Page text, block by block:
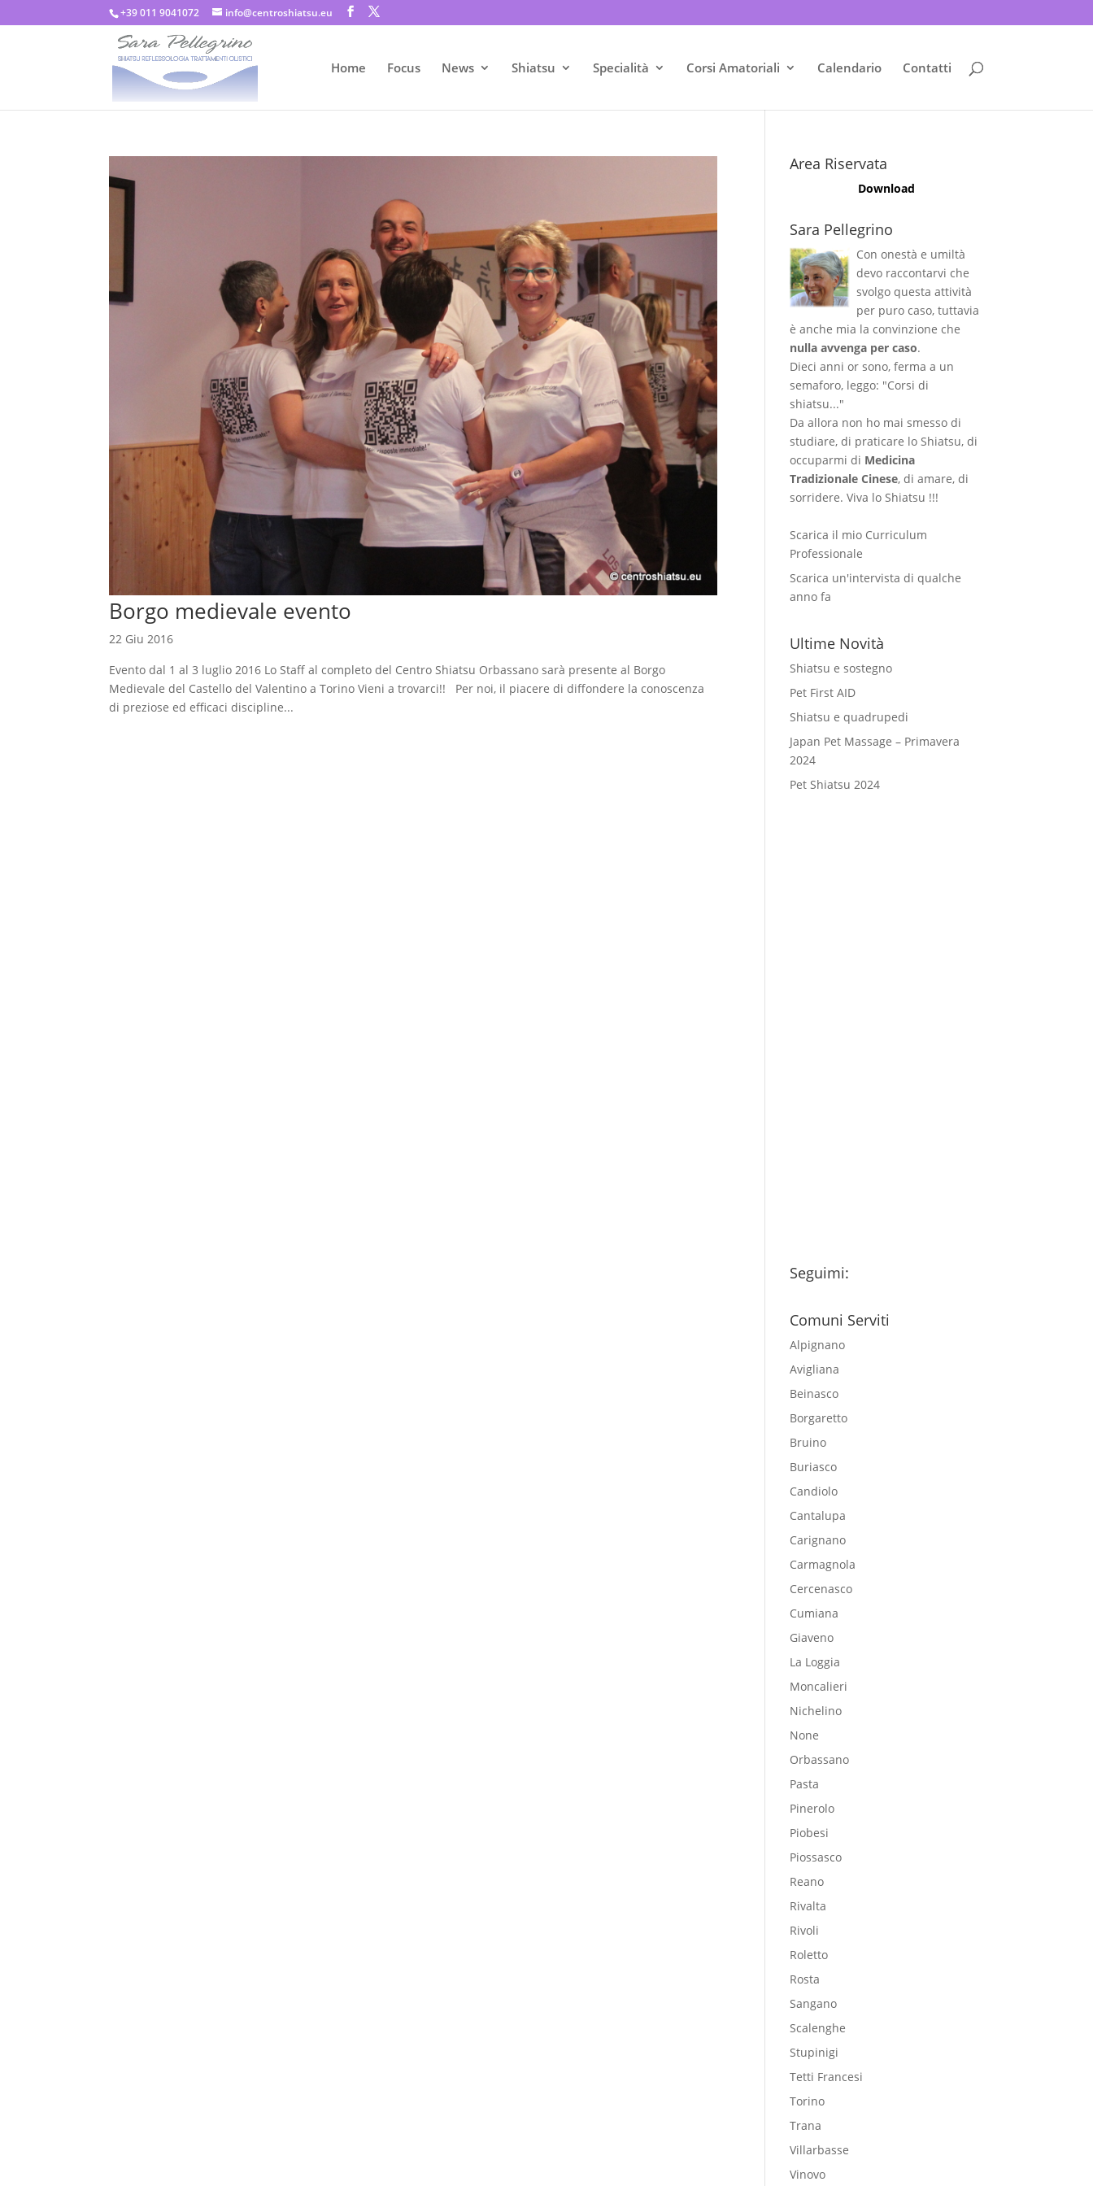
+39 011 9041072 info@centroshiatsu.eu
Home Focus News Shiatsu Specialità Corsi Amatoriali Calendario Contatti
Borgo medievale evento
22 Giu 2016
Evento dal 1 al 3 luglio 2016 Lo Staff al completo del Centro Shiatsu Orbassano sarà presente al Borgo
Medievale del Castello del Valentino a Torino Vieni a trovarci!! Per noi, il piacere di diffondere la conoscenza
di preziose ed efficaci discipline...
Area Riservata
Download
Sara Pellegrino
Con onestà e umiltà
devo raccontarvi che
svolgo questa attività
per puro caso, tuttavia
è anche mia la convinzione che
nulla avvenga per caso.
Dieci anni or sono, ferma a un
semaforo, leggo: "Corsi di
shiatsu..."
Da allora non ho mai smesso di
studiare, di praticare lo Shiatsu, di
occuparmi di Medicina
Tradizionale Cinese, di amare, di
sorridere. Viva lo Shiatsu !!!
Scarica il mio Curriculum
Professionale
Scarica un'intervista di qualche
anno fa
Ultime Novità
Shiatsu e sostegno
Pet First AID
Shiatsu e quadrupedi
Japan Pet Massage – Primavera
2024
Pet Shiatsu 2024
Seguimi:
Comuni Serviti
Alpignano
Avigliana
Beinasco
Borgaretto
Bruino
Buriasco
Candiolo
Cantalupa
Carignano
Carmagnola
Cercenasco
Cumiana
Giaveno
La Loggia
Moncalieri
Nichelino
None
Orbassano
Pasta
Pinerolo
Piobesi
Piossasco
Reano
Rivalta
Rivoli
Roletto
Rosta
Sangano
Scalenghe
Stupinigi
Tetti Francesi
Torino
Trana
Villarbasse
Vinovo